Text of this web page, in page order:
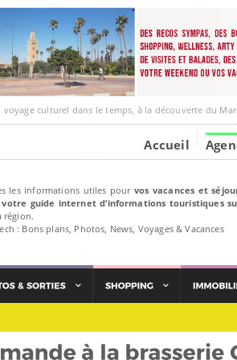
culturel dans le temps, à la découverte du Maroc des routes
Accueil
les informations utiles pour vos vacances et
votre guide internet d’informations touristiques
région.
: Bons plans, Photos, News, Voyages & Vacances